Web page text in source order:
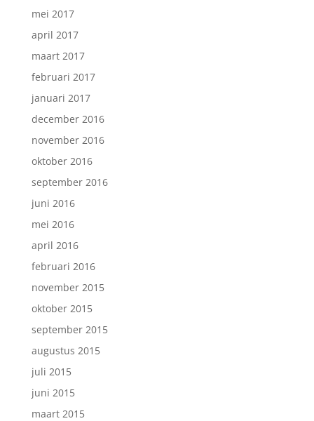
mei 2017
april 2017
maart 2017
februari 2017
januari 2017
december 2016
november 2016
oktober 2016
september 2016
juni 2016
mei 2016
april 2016
februari 2016
november 2015
oktober 2015
september 2015
augustus 2015
juli 2015
juni 2015
maart 2015